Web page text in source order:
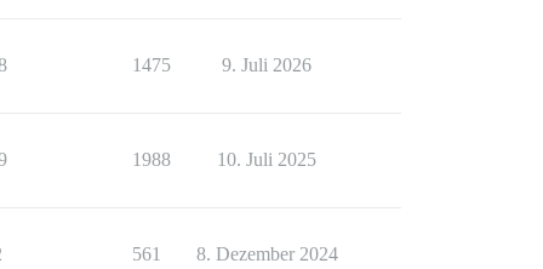
1475 9. Juli 2026
1988 10. Juli 2025
561 8. Dezember 2024